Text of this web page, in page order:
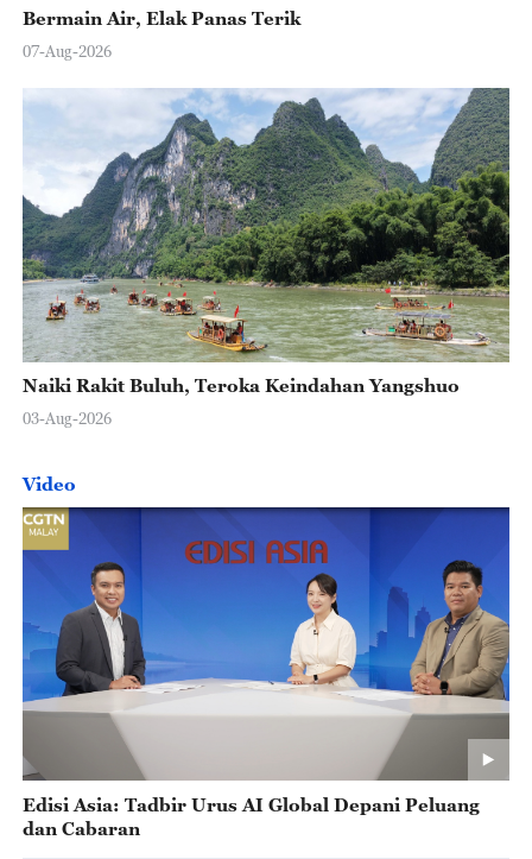
Bermain Air, Elak Panas Terik
07-Aug-2026
Naiki Rakit Buluh, Teroka Keindahan Yangshuo
03-Aug-2026
Video
Edisi Asia: Tadbir Urus AI Global Depani Peluang
dan Cabaran